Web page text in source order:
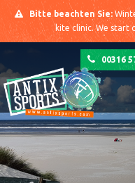
Bitte beachten Sie:
kite clinic. We start
00316